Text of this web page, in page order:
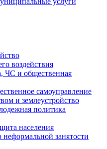
воздействия
ЧС и общественная
самоуправление
и землеустройство
политика
населения
занятости